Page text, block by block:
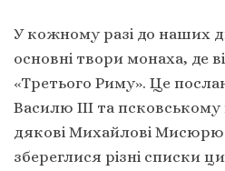
У кожному разі до наших
основні твори монаха, де
«Третього Риму». Це
Василю ІІІ та
дякові Михайлові Мисюрю
збереглися різні списки